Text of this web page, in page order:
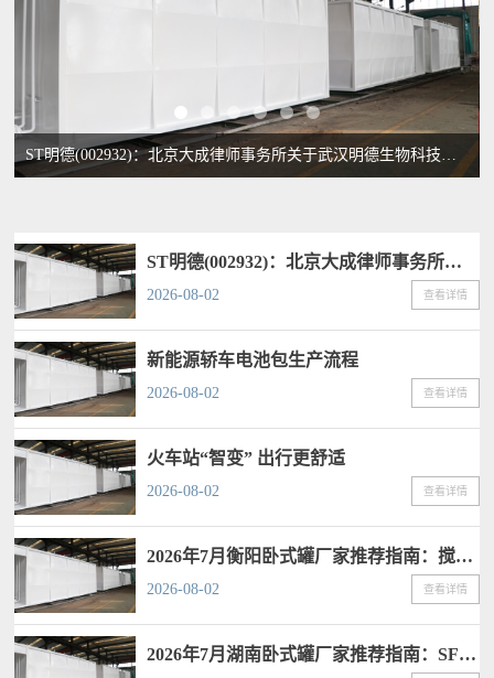
ST明德(002932)：北京大成律师事务所关于武汉明德生物科技股份有限公司重大资产购买的补充法律意见书
ST明德(002932)：北京大成律师事务所关于武汉明德生物科技股份有限公司重大资产购买的补充法律意见书
2026-08-02 查看详情
新能源轿车电池包生产流程
2026-08-02 查看详情
火车站“智变” 出行更舒适
2026-08-02 查看详情
2026年7月衡阳卧式罐厂家推荐指南：搅拌罐SF双层罐水罐油罐公司优选！
2026-08-02 查看详情
2026年7月湖南卧式罐厂家推荐指南：SF双层罐水罐油罐搅拌罐公司优选！